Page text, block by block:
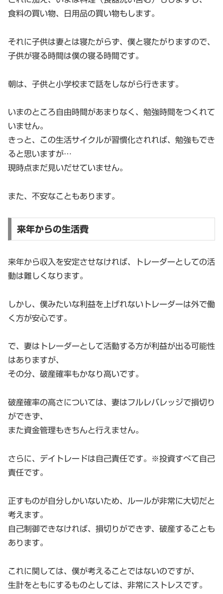
食料の買い物、日用品の買い物もします。
それに子供は妻とは寝たがらず、僕と寝たがりますので、
子供が寝る時間は僕の寝る時間です。
朝は、子供と小学校まで話をしながら行きます。
いまのところ自由時間があまりなく、勉強時間をつくれて
いません。
きっと、この生活サイクルが習慣化されれば、勉強もでき
ると思いますが…
現時点まだ見いだせていません。
また、不安なこともあります。
来年からの生活費
来年から収入を安定させなければ、トレーダーとしての活
動は難しくなります。
しかし、僕みたいな利益を上げれないトレーダーは外で働
く方が安心です。
で、妻はトレーダーとして活動する方が利益が出る可能性
はありますが、
その分、破産確率もかなり高いです。
破産確率の高さについては、妻はフルレバレッジで損切り
ができず、
また資金管理もきちんと行えません。
さらに、デイトレードは自己責任です。※投資すべて自己
責任です。
正すものが自分しかいないため、ルールが非常に大切だと
考えます。
自己制御できなければ、損切りができず、破産することも
あります。
これに関しては、僕が考えることではないのですが、
生計をともにするものとしては、非常にストレスです。